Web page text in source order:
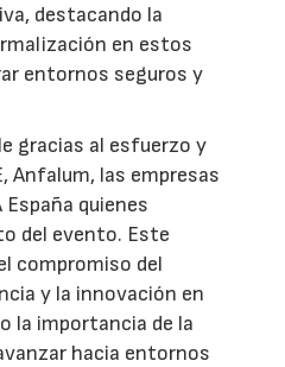
destacando la
en estos
entornos seguros y
gracias al esfuerzo y
Anfalum, las empresas
quienes
del evento. Este
compromiso del
y la innovación en
la importancia de la
hacia entornos